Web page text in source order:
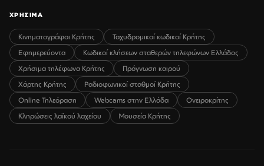
ΧΡΗΣΙΜΑ
Κινηματογράφοι Κρήτης
Ταχυδρομικοί κωδικοί Κρήτης
Εφημερεύοντα
Κωδικοί κλήσεων σταθερών τηλεφώνων Ελλάδος
Χρήσιμα τηλέφωνα Κρήτης
Πρόγνωση καιρού
Χάρτης Κρήτης
Ραδιοφωνικοί σταθμοί Κρήτης
Online Τηλεόραση
Webcams στην Ελλάδα
Ονειροκρίτης
Κληρώσεις λαϊκού λαχείου
Μουσεία Κρήτης